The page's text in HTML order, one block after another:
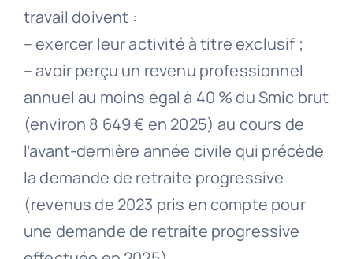
travail doivent :
– exercer leur activité à titre exclusif ;
– avoir perçu un revenu professionnel
annuel au moins égal à 40 % du Smic brut
(environ 8 649 € en 2025) au cours de
l’avant-dernière année civile qui précède
la demande de retraite progressive
(revenus de 2023 pris en compte pour
une demande de retraite progressive